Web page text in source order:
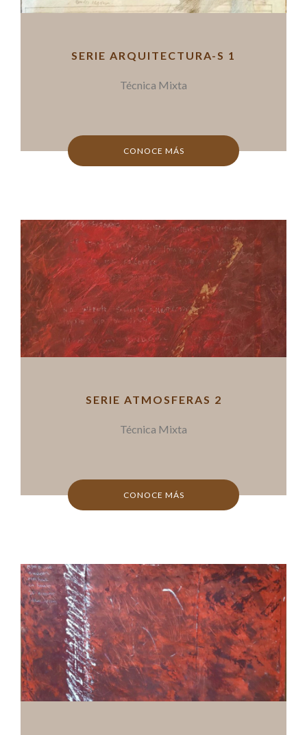
SERIE ARQUITECTURA-S 1
Técnica Mixta
CONOCE MÁS
SERIE ATMOSFERAS 2
Técnica Mixta
CONOCE MÁS